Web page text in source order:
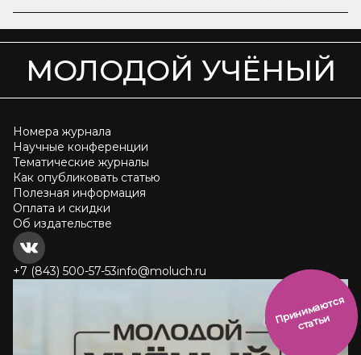
МОЛОДОЙ УЧЁНЫЙ
Номера журнала
Научные конференции
Тематические журналы
Как опубликовать статью
Полезная информация
Оплата и скидки
Об издательстве
+7 (843) 500-57-53info@moluch.ru
П
р
и
н
и
м
а
ют
с
я
ст
ать
и